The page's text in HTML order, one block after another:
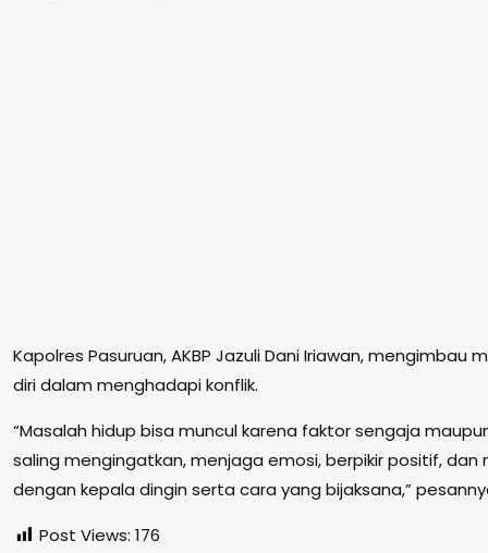
Kapolres Pasuruan, AKBP Jazuli Dani Iriawan, mengimbau
diri dalam menghadapi konflik.
“Masalah hidup bisa muncul karena faktor sengaja
saling mengingatkan, menjaga emosi, berpikir positif, dan
dengan kepala dingin serta cara yang bijaksana,”
Post Views: 176